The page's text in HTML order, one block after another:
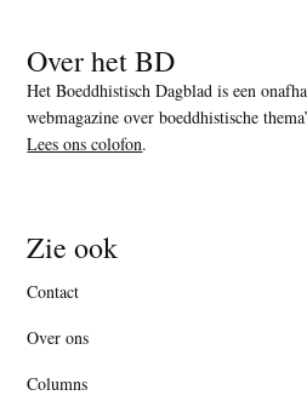
Over het BD
Het Boeddhistisch Dagblad is een
webmagazine over boeddhistische
Lees ons colofon.
Zie ook
Contact
Over ons
Columns